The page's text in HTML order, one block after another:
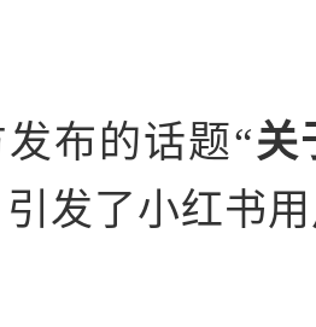
布的话题“关
引发了小红书